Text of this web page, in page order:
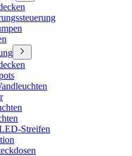
Streifen